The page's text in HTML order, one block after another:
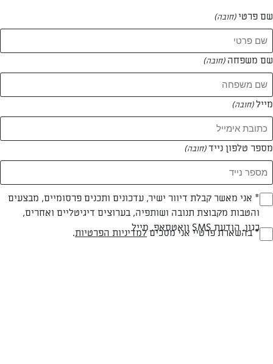
המתכונים של
0 מתכונים
המאמרים של אתי גבעתי
שם פרטי(חובה)
שם משפחה (חובה)
מייל(חובה)
מספר טלפון נייד(חובה)
Opt_In
(חובה)
* אני מאשר קבלת דיוור ישיר, עדכונים ותכנים פרסומיים, מבצעים
והטבות מקבוצת תנובה ושותפיה, בערוצים דיגיטליים ואחרים,
כגון, הודעת SMS וואטסאפ, מייל
RegulationsApproved
* בהשארת פרטיי אני מסכיםלמדיניות הפרטיות.